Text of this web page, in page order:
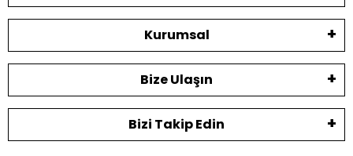
Kurumsal
Bize Ulaşın
Bizi Takip Edin